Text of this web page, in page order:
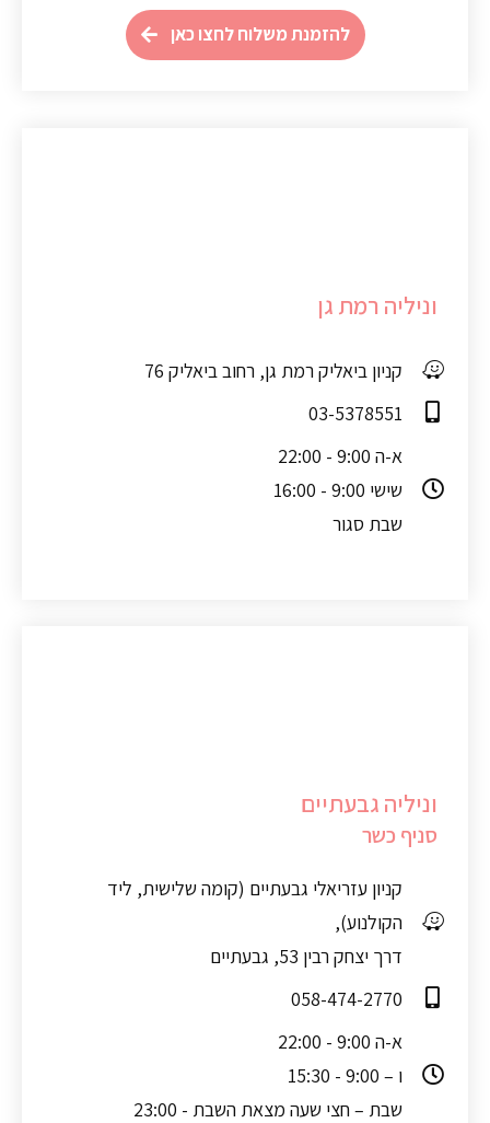
להזמנת משלוח לחצו כאן
וניליה רמת גן
קניון ביאליק רמת גן, רחוב ביאליק 76
03-5378551
א-ה 9:00 - 22:00
שישי 9:00 - 16:00
שבת סגור
וניליה גבעתיים
סניף כשר
קניון עזריאלי גבעתיים (קומה שלישית, ליד
הקולנוע),
דרך יצחק רבין 53, גבעתיים
058-474-2770
א-ה 9:00 - 22:00
ו – 9:00 - 15:30
שבת – חצי שעה מצאת השבת - 23:00